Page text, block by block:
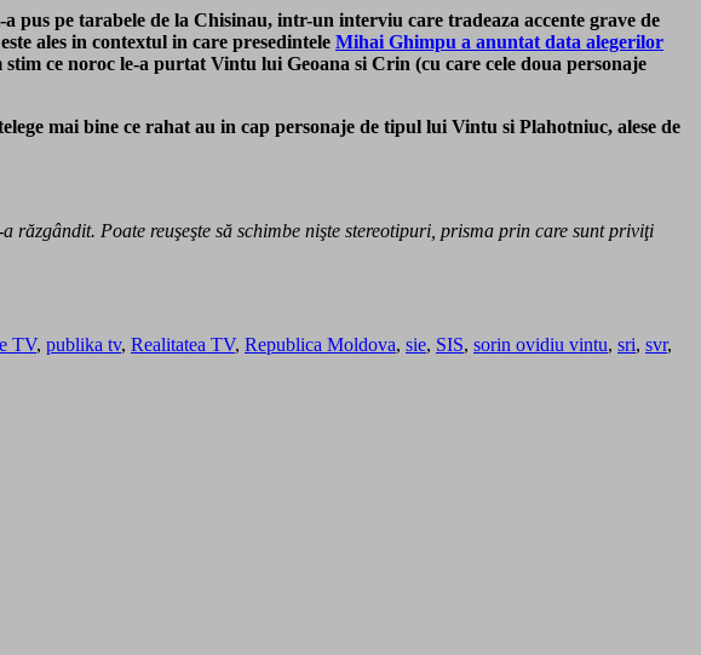
pus pe tarabele de la Chisinau, intr-un interviu care tradeaza accente grave de
ales in contextul in care presedintele Mihai Ghimpu a anuntat data alegerilor
ce noroc le-a purtat Vintu lui Geoana si Crin (cu care cele doua personaje
mai bine ce rahat au in cap personaje de tipul lui Vintu si Plahotniuc, alese de
Poate reuşeşte să schimbe nişte stereotipuri, prisma prin care sunt priviţi
TV, publika tv, Realitatea TV, Republica Moldova, sie, SIS, sorin ovidiu vintu, sri, svr,